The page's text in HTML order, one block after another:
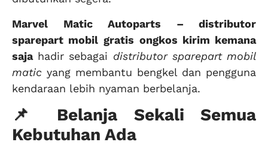
Marvel Matic Autoparts – distributor
sparepart mobil gratis ongkos kirim kemana
sajahadir sebagai distributor sparepart mobil
matic yang membantu bengkel dan pengguna
kendaraan lebih nyaman berbelanja.
📌 Belanja Sekali Semua
Kebutuhan Ada